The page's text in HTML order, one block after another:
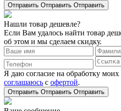
Отправить Отправить Отправить
Нашли товар дешевле?
Если Вам удалось найти товар
об этом и мы сделаем скидку.
Я даю согласие на обработку моих
соглашаюсь с офертой.
Отправить Отправить Отправить